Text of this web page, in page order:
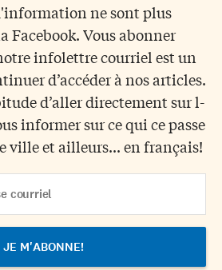
ne sont plus
Facebook. Vous abonner
infolettre courriel est un
d’accéder à nos articles.
d’aller directement sur l-
informer sur ce qui ce passe
ville et ailleurs... en français!